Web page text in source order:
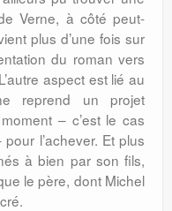
Verne, à côté peut-
plus d’une fois sur
du roman vers
aspect est lié au
reprend un projet
– c’est le cas
pour l’achever. Et plus
à bien par son fils,
le père, dont Michel